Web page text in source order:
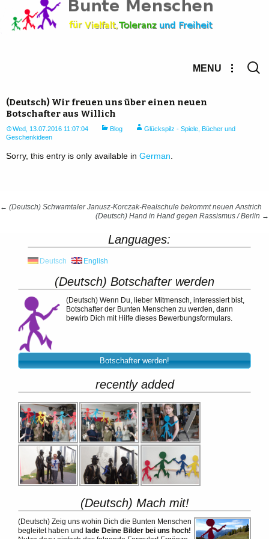
for:
MENU
(Deutsch) Wir freuen uns über einen neuen
Botschafter aus Willich
Wed, 13.07.2016 11:07:04 Blog
Glückspilz - Spiele, Bücher und
Geschenkideen
Sorry, this entry is only available in German.
Post
← (Deutsch) Schwamtaler Janusz-Korczak-Realschule bekommt neuen Anstrich
(Deutsch) Hand in Hand gegen Rassismus / Berlin →
Languages:
Deutsch English
(Deutsch) Botschafter werden
(Deutsch) Wenn Du, lieber Mitmensch, interessiert bist,
Botschafter der Bunten Menschen zu werden, dann
bewirb Dich mit Hilfe dieses Bewerbungsformulars.
Botschafter werden!
recently added
(Deutsch) Mach mit!
(Deutsch) Zeig uns wohin Dich die Bunten Menschen
begleitet haben und lade Deine Bilder bei uns hoch!